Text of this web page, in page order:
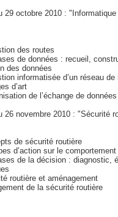
29 octobre 2010 :
des routes
de données : recueil,
des données
informatisée d’un réseau
d’art
de l’échange de données
26 novembre 2010 : "Sécurité
de sécurité routière
d’action sur le comportement
de la décision : diagnostic,
routière et aménagement
de la sécurité routière